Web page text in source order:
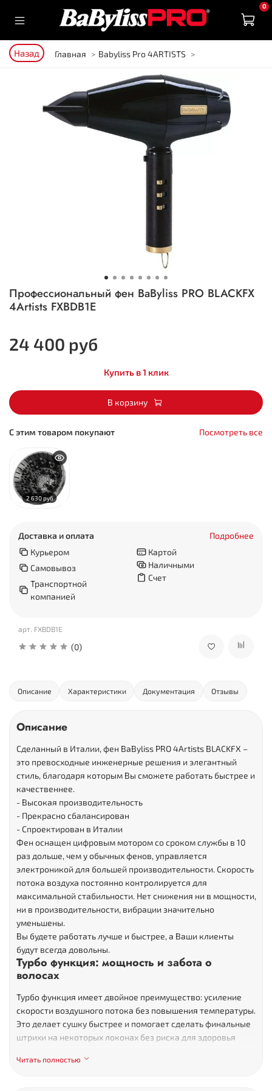
0
Назад Главная Babyliss Pro 4ARTISTS
арт. FXBDB1E
(0)
Профессиональный фен BaByliss PRO BLACKFX
4Artists FXBDB1E
24 400 руб
Купить в 1 клик
В корзину
С этим товаром покупают Посмотреть все
2 630 руб
Доставка и оплата
Подробнее
Курьером
Самовывоз
Транспортной
компанией
Картой
Наличными
Счет
Описание Характеристики Документация Отзывы
Описание
Сделанный в Италии, фен BaByliss PRO 4Artists BLACKFX –
это превосходные инженерные решения и элегантный
стиль, благодаря которым Вы сможете работать быстрее и
качественнее.
- Высокая производительность
- Прекрасно сбалансирован
- Спроектирован в Италии
Фен оснащен цифровым мотором со сроком службы в 10
раз дольше, чем у обычных фенов, управляется
электроникой для большей производительности. Скорость
потока воздуха постоянно контролируется для
максимальной стабильности. Нет снижения ни в мощности,
ни в производительности, вибрации значительно
уменьшены.
Вы будете работать лучше и быстрее, а Ваши клиенты
будут всегда довольны.
Турбо функция: мощность и забота о
волосах
Турбо функция имеет двойное преимущество: усиление
скорости воздушного потока без повышения температуры.
Это делает сушку быстрее и помогает сделать финальные
штрихи на некоторых локонах без риска для здоровья
Фен BLACKFX оснащен 2 настройками скорости, 2
Читать полностью